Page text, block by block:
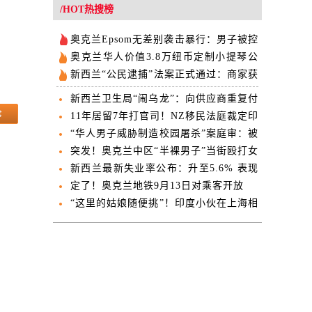
欢迎
/HOT热搜榜
奥克兰Epsom无差别袭击暴行：男子被控
14项罪名
奥克兰华人价值3.8万纽币定制小提琴公
交失窃 失主公开求助
新西兰“公民逮捕”法案正式通过：商家获
得“现场抓人”权
新西兰卫生局“闹乌龙”：向供应商重复付
款近亿 几小时内紧急撤回
11年居留7年打官司！NZ移民法庭裁定印
度男子必须离境
“华人男子威胁制造校园屠杀”案庭审：被
告母亲当庭翻供
突发！奥克兰中区“半裸男子”当街殴打女
子！劫车撞向路人！5人受伤，一人伤势
危急！
新西兰最新失业率公布：升至5.6% 表现
逊于市场预期
定了！奥克兰地铁9月13日对乘客开放
“这里的姑娘随便挑”！印度小伙在上海相
亲角说，“我是印度高种姓”